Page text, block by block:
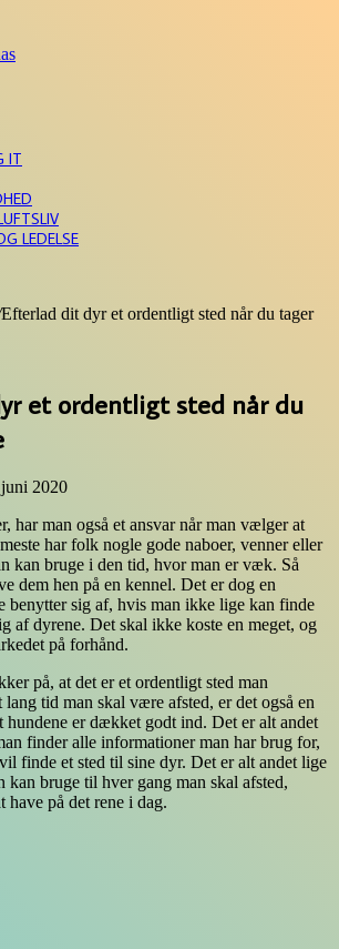
IT
LEDELSE
Efterlad dit dyr et ordentligt sted når du tager
et ordentligt sted når du
2020
har man også et ansvar når man vælger at
har folk nogle gode naboer, venner eller
kan bruge i den tid, hvor man er væk. Så
dem hen på en kennel. Det er dog en
benytter sig af, hvis man ikke lige kan finde
af dyrene. Det skal ikke koste en meget, og
på forhånd.
på, at det er et ordentligt sted man
lang tid man skal være afsted, er det også en
hundene er dækket godt ind. Det er alt andet
finder alle informationer man har brug for,
finde et sted til sine dyr. Det er alt andet lige
kan bruge til hver gang man skal afsted,
have på det rene i dag.